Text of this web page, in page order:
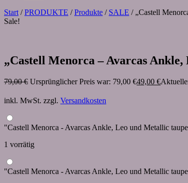
Start /PRODUKTE /Produkte / SALE / „Castell
Sale!
„Castell Menorca – Avarcas
79,00€ Ursprünglicher Preis war: 79,00 €49,00 €
inkl. MwSt. zzgl. Versandkosten
"Castell Menorca - Avarcas Ankle, Leo und Metallic
1 vorrätig
"Castell Menorca - Avarcas Ankle, Leo und Metallic